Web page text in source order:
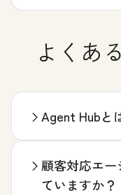
よくあ
Agent Hubと
顧客対応エ
ていますか？